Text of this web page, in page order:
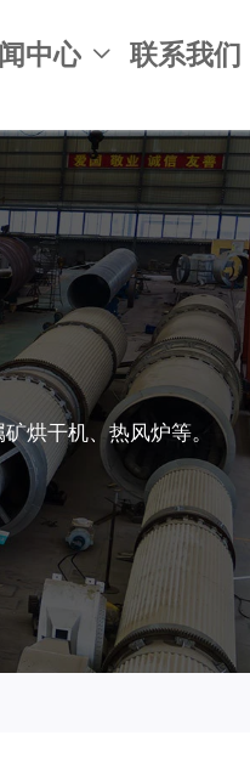
中心  联系我们
烘干机、热风炉等。